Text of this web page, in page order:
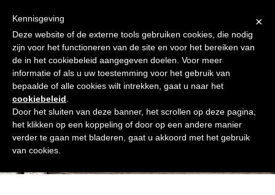
content
Afrekenen
Winkelmand Shop
Open
mobile
menu
Close
mobile
menu
Shop
×
Kennisgeving
Deze website of de externe tools gebruiken cookies, die nodig
zijn voor het functioneren van de site en voor het bereiken van
de in het cookiebeleid aangegeven doelen. Voor meer
informatie of als u uw toestemming voor het gebruik van
bepaalde of alle cookies wilt intrekken, gaat u naar het
cookiebeleid
Door het sluiten van deze banner, het scrollen op deze pagina,
het klikken op een koppeling of door op een andere manier
verder te gaan met bladeren, gaat u akkoord met het gebruik
van cookies.